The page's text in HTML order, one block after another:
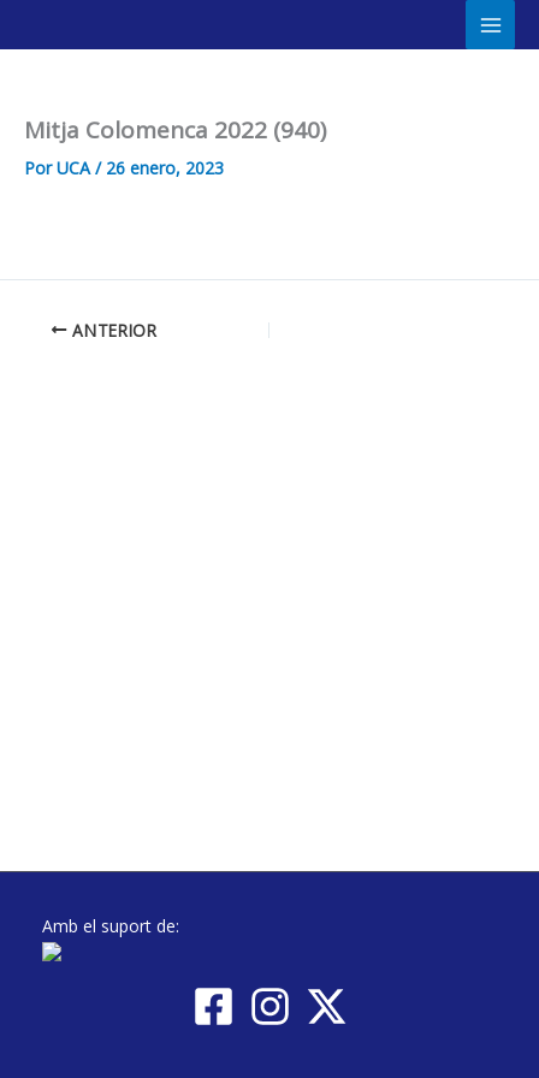
al
Main
Mitja Colomenca 2022 (940)
PorUCA/ 26 enero, 2023
ANTERIOR
Amb el suport de: